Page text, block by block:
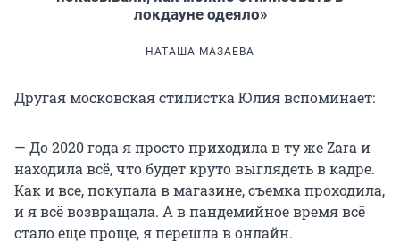
локдауне одеяло»
НАТАША МАЗАЕВА
Другая московская стилистка Юлия вспоминает:
— До 2020 года я просто приходила в ту же Zara и
находила всё, что будет круто выглядеть в кадре.
Как и все, покупала в магазине, съемка проходила,
и я всё возвращала. А в пандемийное время всё
стало еще проще, я перешла в онлайн.